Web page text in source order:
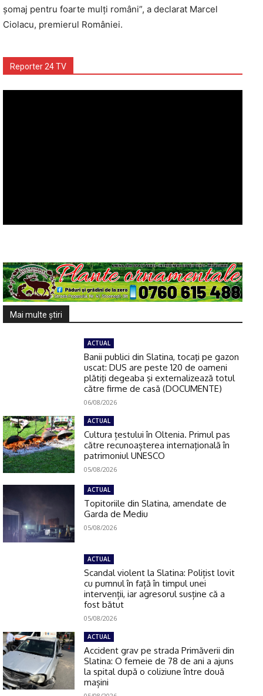
șomaj pentru foarte mulți români”, a declarat Marcel
Ciolacu, premierul României.
Reporter 24 TV
Mai multe ştiri
ACTUAL
Banii publici din Slatina, tocaţi pe gazon
uscat: DUS are peste 120 de oameni
plătiţi degeaba şi externalizează totul
către firme de casă (DOCUMENTE)
06/08/2026
ACTUAL
Cultura țestului în Oltenia. Primul pas
către recunoașterea internațională în
patrimoniul UNESCO
05/08/2026
ACTUAL
Topitoriile din Slatina, amendate de
Garda de Mediu
05/08/2026
ACTUAL
Scandal violent la Slatina: Polițist lovit
cu pumnul în față în timpul unei
intervenții, iar agresorul susține că a
fost bătut
05/08/2026
ACTUAL
Accident grav pe strada Primăverii din
Slatina: O femeie de 78 de ani a ajuns
la spital după o coliziune între două
mașini